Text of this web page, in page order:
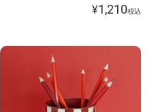
¥1,210税込